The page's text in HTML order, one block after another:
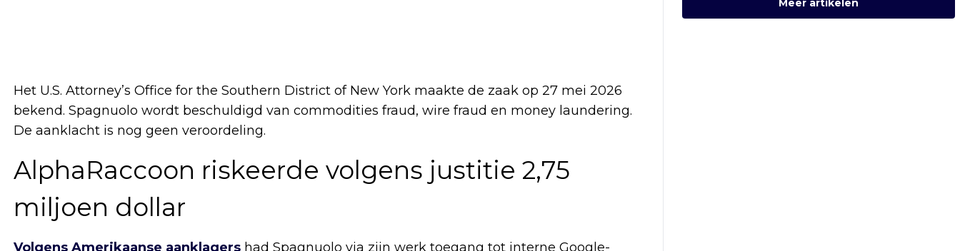
Het U.S. Attorney’s Office for the Southern District of New York maakte de zaak op 27 mei 2026
bekend. Spagnuolo wordt beschuldigd van commodities fraud, wire fraud en money laundering.
De aanklacht is nog geen veroordeling.
AlphaRaccoon riskeerde volgens justitie 2,75
miljoen dollar
Volgens Amerikaanse aanklagers had Spagnuolo via zijn werk toegang tot interne Google-
Meer artikelen